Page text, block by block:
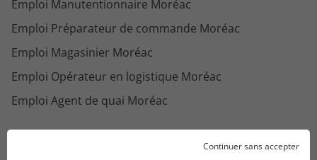
Emploi Manutentionnaire Moréac
Emploi Préparateur de commande Moréac
Emploi Magasinier Moréac
Emploi Opérateur en logistique Moréac
Emploi Agent de quai Moréac
Continuer sans accepter